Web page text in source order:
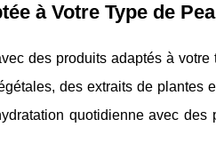
à Votre Type de
des produits adaptés à
des extraits de plantes
quotidienne avec